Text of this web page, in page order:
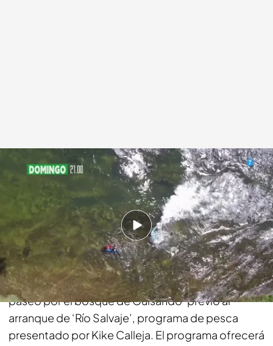
bemad.es
02 DIC 2016 - 16:17h.
Compartir
Be Mad introduce el concepto de slow tv con el
estreno del espacio de producción propia ‘Un
paseo por el bosque de Guisando’ previo al
arranque de ‘Río Salvaje’, programa de pesca
presentado por Kike Calleja. El programa ofrecerá